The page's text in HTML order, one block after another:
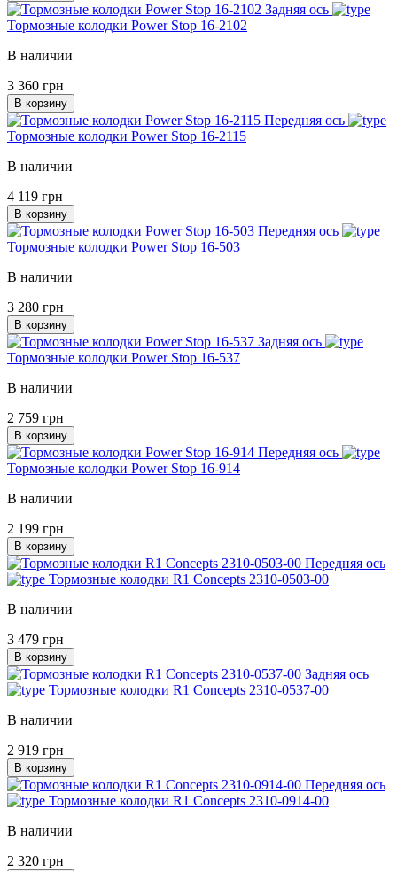
Задняя ось
Тормозные колодки Power Stop 16-2102
В наличии
3 360 грн
В корзину
Передняя ось
Тормозные колодки Power Stop 16-2115
В наличии
4 119 грн
В корзину
Передняя ось
Тормозные колодки Power Stop 16-503
В наличии
3 280 грн
В корзину
Задняя ось
Тормозные колодки Power Stop 16-537
В наличии
2 759 грн
В корзину
Передняя ось
Тормозные колодки Power Stop 16-914
В наличии
2 199 грн
В корзину
Передняя ось
Тормозные колодки R1 Concepts 2310-0503-00
В наличии
3 479 грн
В корзину
Задняя ось
Тормозные колодки R1 Concepts 2310-0537-00
В наличии
2 919 грн
В корзину
Передняя ось
Тормозные колодки R1 Concepts 2310-0914-00
В наличии
2 320 грн